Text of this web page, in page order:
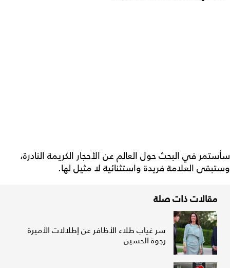
سأستمر في البحث حول العالم عن الأحجار الكريمة النادرة،
وستبقى العلامة فريدة واستثنائية لا مثيل لها.
مقالات ذات صلة
سر غياب طلاء الأظافر عن إطلالات الأميرة
رجوة الحسين